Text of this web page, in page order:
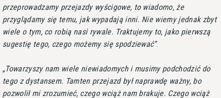
przeprowadzamy przejazdy wyścigowe, to wiadomo, że
przyglądamy się temu, jak wypadają inni. Nie wiemy jednak zbyt
wiele o tym, co robią nasi rywale. Traktujemy to, jako pierwszą
sugestię tego, czego możemy się spodziewać .
Towarzyszy nam wiele niewiadomych i musimy podchodzić do
tego z dystansem. Tamten przejazd był naprawdę ważny, bo
pozwolił mi zrozumieć, czego wciąż nam brakuje. Czego wciąż